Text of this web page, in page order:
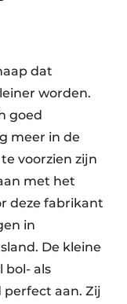
dat
worden.
goed
meer in de
voorzien zijn
met het
deze fabrikant
in
De kleine
bol- als
perfect aan. Zij